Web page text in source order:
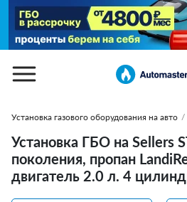
Установка газового оборудования на авто /
Установка ГБО на Sellers
поколения, пропан
двигатель 2.0 л. 4